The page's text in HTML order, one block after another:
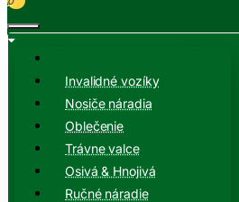
Invalidné vozíky
Nosiče náradia
Oblečenie
Trávne valce
Osivá & Hnojivá
Ručné náradie